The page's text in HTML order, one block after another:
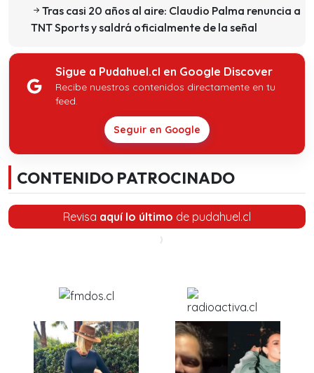
Tras casi 20 años al aire: Claudio Palma renuncia a
TNT Sports y saldrá oficialmente de la señal
Sigue a Pudahuel.cl en Google Discover
Recibe nuestros contenidos directamente en tu
feed.
Seguir en Google
CONTENIDO PATROCINADO
Revisa aquí lo último de pudahuel.cl